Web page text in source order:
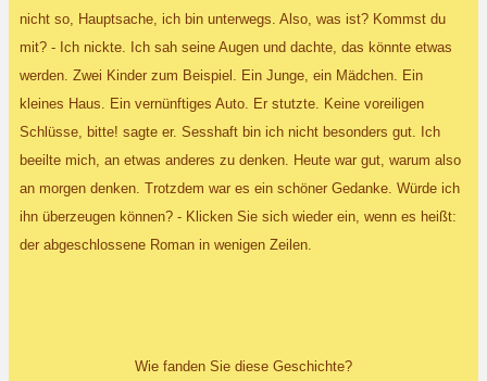
nicht so, Hauptsache, ich bin unterwegs. Also, was ist? Kommst du
mit? - Ich nickte. Ich sah seine Augen und dachte, das könnte etwas
werden. Zwei Kinder zum Beispiel. Ein Junge, ein Mädchen. Ein
kleines Haus. Ein vernünftiges Auto. Er stutzte. Keine voreiligen
Schlüsse, bitte! sagte er. Sesshaft bin ich nicht besonders gut. Ich
beeilte mich, an etwas anderes zu denken. Heute war gut, warum also
an morgen denken. Trotzdem war es ein schöner Gedanke. Würde ich
ihn überzeugen können? - Klicken Sie sich wieder ein, wenn es heißt:
der abgeschlossene Roman in wenigen Zeilen.
Wie fanden Sie diese Geschichte?